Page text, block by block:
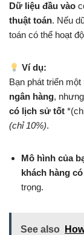
Dữ liệu đầu vào
thuật toán. Nếu
toán có thể hoạt
Ví dụ:
Bạn phát triển một
ngân hàng, nhưng
có lịch sử tốt
(chỉ 10%).
Mô hình của
khách hàng
trọng.
See also